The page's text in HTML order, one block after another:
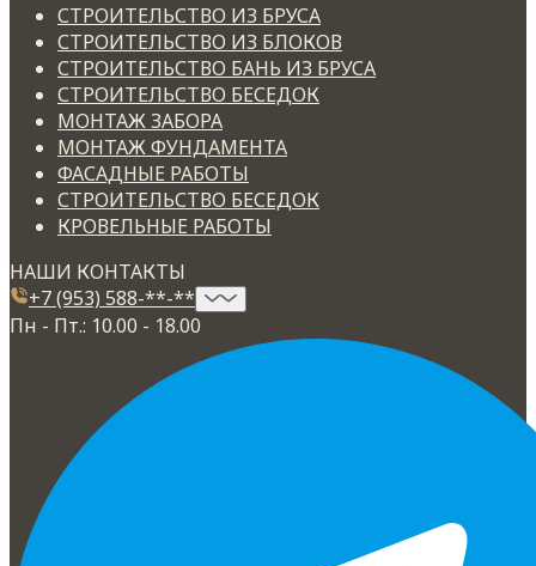
СТРОИТЕЛЬСТВО ИЗ БРУСА
СТРОИТЕЛЬСТВО ИЗ БЛОКОВ
СТРОИТЕЛЬСТВО БАНЬ ИЗ БРУСА
СТРОИТЕЛЬСТВО БЕСЕДОК
МОНТАЖ ЗАБОРА
МОНТАЖ ФУНДАМЕНТА
ФАСАДНЫЕ РАБОТЫ
СТРОИТЕЛЬСТВО БЕСЕДОК
КРОВЕЛЬНЫЕ РАБОТЫ
НАШИ КОНТАКТЫ
+7 (953) 588-**-**
Пн - Пт.: 10.00 - 18.00